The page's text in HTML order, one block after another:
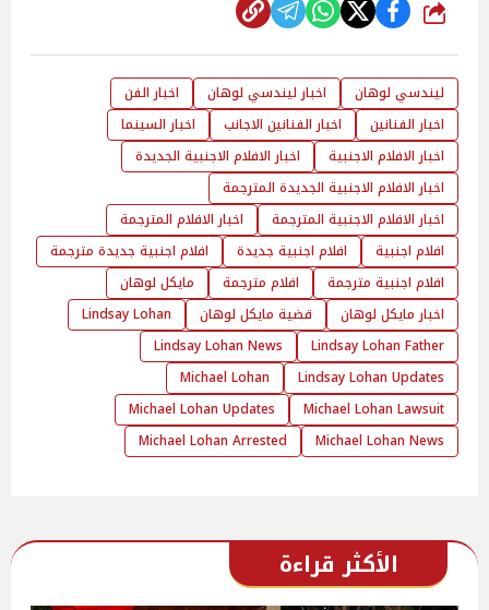
شارك
ليندسي لوهان اخبار ليندسي لوهان
اخبار الفن
اخبار الفنانين
اخبار الفنانين الاجانب
اخبار السينما
اخبار الافلام الاجنبية
اخبار الافلام الاجنبية الجديدة
اخبار الافلام الاجنبية الجديدة المترجمة
اخبار الافلام الاجنبية المترجمة
اخبار الافلام المترجمة
افلام اجنبية
افلام اجنبية جديدة
افلام اجنبية جديدة مترجمة
افلام اجنبية مترجمة
افلام مترجمة
مايكل لوهان
اخبار مايكل لوهان
قضية مايكل لوهان
Lindsay Lohan
Lindsay Lohan Father
Lindsay Lohan News
Lindsay Lohan Updates
Michael Lohan
Michael Lohan Lawsuit
Michael Lohan Updates
Michael Lohan News
Michael Lohan Arrested
الأكثر قراءة